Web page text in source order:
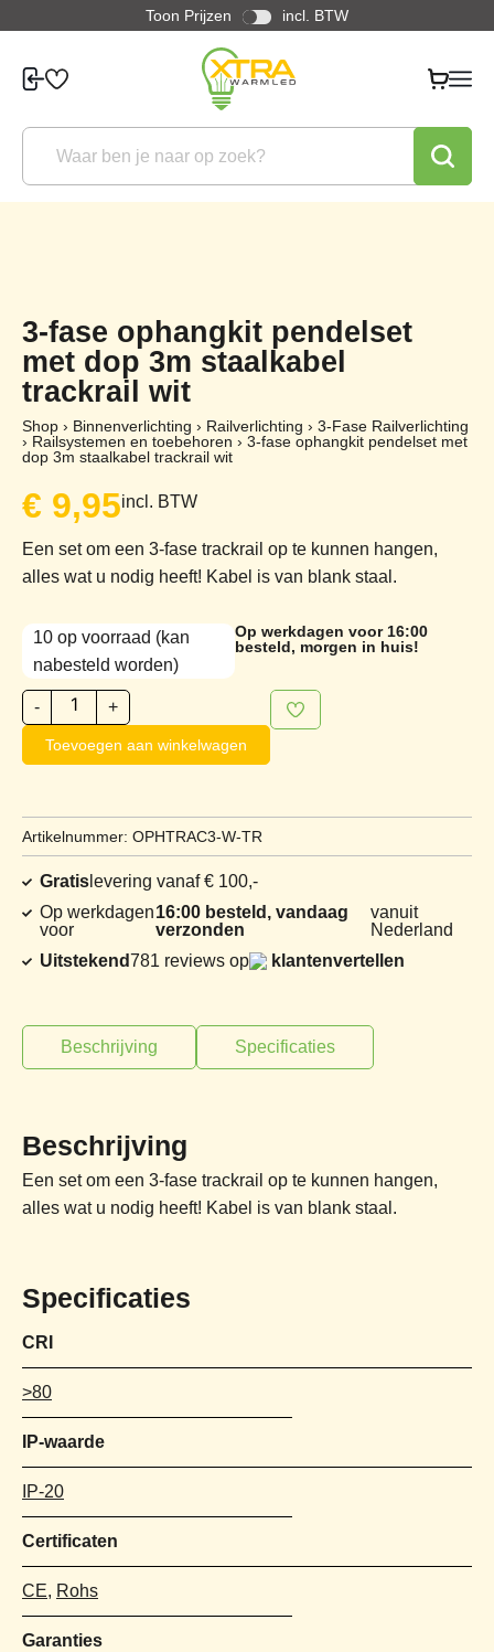
Toon Prijzen incl. BTW
3-fase ophangkit pendelset
met dop 3m staalkabel
trackrail wit
Shop › Binnenverlichting › Railverlichting › 3-Fase Railverlichting
› Railsystemen en toebehoren › 3-fase ophangkit pendelset met
dop 3m staalkabel trackrail wit
€ 9,95incl. BTW
Een set om een 3-fase trackrail op te kunnen hangen,
alles wat u nodig heeft! Kabel is van blank staal.
10 op voorraad (kan
nabesteld worden)
Op werkdagen voor 16:00
besteld, morgen in huis!
- +
Toevoegen aan winkelwagen
Artikelnummer: OPHTRAC3-W-TR
Gratis levering vanaf € 100,-
Op werkdagen
voor
16:00 besteld, vandaag
verzonden
vanuit
Nederland
Uitstekend781 reviews op klantenvertellen
Beschrijving Specificaties
Beschrijving
Een set om een 3-fase trackrail op te kunnen hangen,
alles wat u nodig heeft! Kabel is van blank staal.
Specificaties
CRI
>80
IP-waarde
IP-20
Certificaten
CE, Rohs
Garanties